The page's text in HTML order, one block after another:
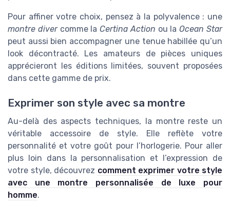
Pour affiner votre choix, pensez à la polyvalence : une
montre divercomme laCertina Action ou laOcean Star
peut aussi bien accompagner une tenue habillée qu’un
look décontracté. Les amateurs de pièces uniques
apprécieront les éditions limitées, souvent proposées
dans cette gamme de prix.
Exprimer son style avec sa montre
Au-delà des aspects techniques, la montre reste un
véritable accessoire de style. Elle reflète votre
personnalité et votre goût pour l’horlogerie. Pour aller
plus loin dans la personnalisation et l’expression de
votre style, découvrez comment exprimer votre style
avec une montre personnalisée de luxe pour
homme.